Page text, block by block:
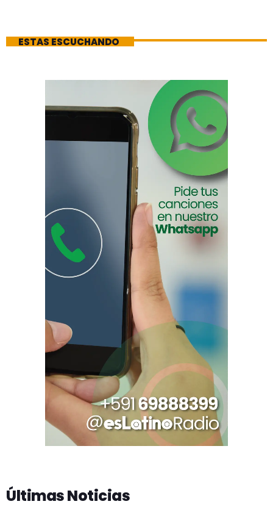
ESTAS ESCUCHANDO
Últimas Noticias